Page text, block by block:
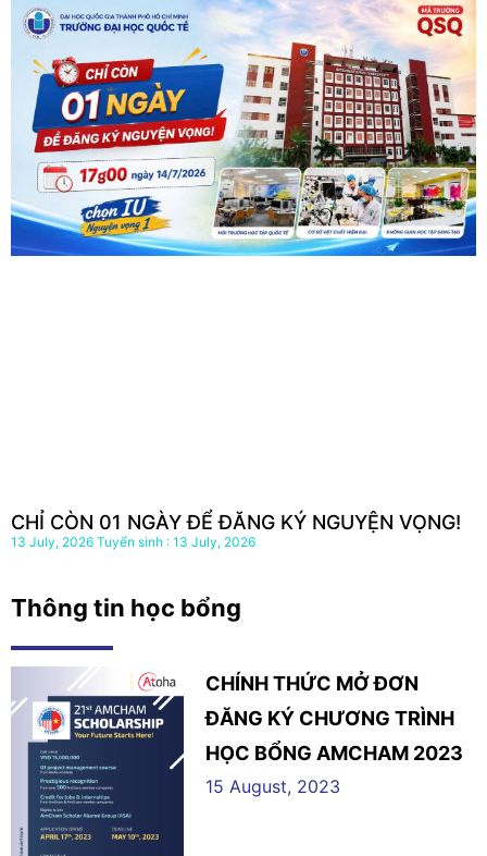
CHỈ CÒN 01 NGÀY ĐỂ ĐĂNG KÝ NGUYỆN VỌNG!
13 July, 2026 13 July, 2026
Thông tin học bổng
CHÍNH THỨC MỞ ĐƠN
ĐĂNG KÝ CHƯƠNG TRÌNH
HỌC BỔNG AMCHAM 2023
15 August, 2023